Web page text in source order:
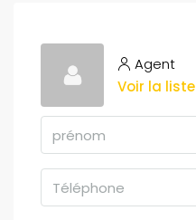
Agent
Voir la liste